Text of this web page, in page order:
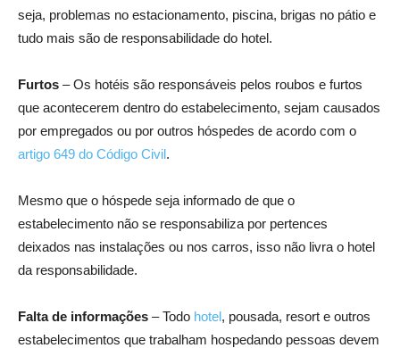
seja, problemas no estacionamento, piscina, brigas no pátio e
tudo mais são de responsabilidade do hotel.
Furtos – Os hotéis são responsáveis pelos roubos e furtos
que acontecerem dentro do estabelecimento, sejam causados
por empregados ou por outros hóspedes de acordo com o
artigo 649 do Código Civil.
Mesmo que o hóspede seja informado de que o
estabelecimento não se responsabiliza por pertences
deixados nas instalações ou nos carros, isso não livra o hotel
da responsabilidade.
Falta de informações – Todo hotel, pousada, resort e outros
estabelecimentos que trabalham hospedando pessoas devem